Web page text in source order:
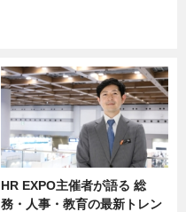
HR EXPO主催者が語る 総
務・人事・教育の最新トレン